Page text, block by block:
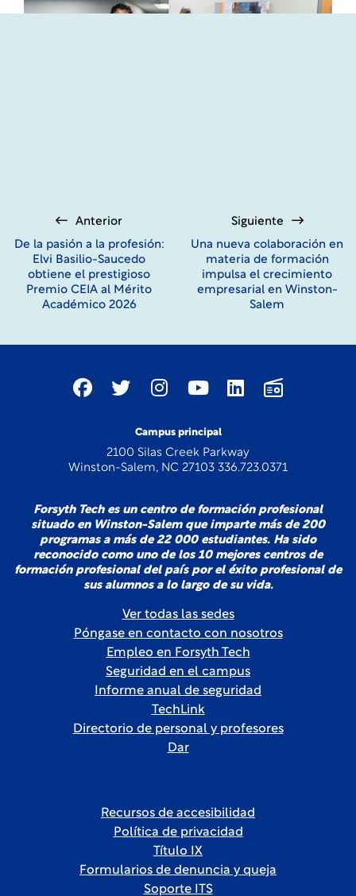
Anterior
De la pasión a la profesión:
Elvi Basilio-Saucedo
obtiene el prestigioso
Premio CEIA al Mérito
Académico 2026
Siguiente
Una nueva colaboración en
materia de formación
impulsa el crecimiento
empresarial en Winston-
Salem
Campus principal
2100 Silas Creek Parkway
Winston-Salem, NC 27103 336.723.0371
Forsyth Tech es un centro de formación profesional
situado en Winston-Salem que imparte más de 200
programas a más de 22 000 estudiantes. Ha sido
reconocido como uno de los 10 mejores centros de
formación profesional del país por el éxito profesional de
sus alumnos a lo largo de su vida.
Ver todas las sedes
Póngase en contacto con nosotros
Empleo en Forsyth Tech
Seguridad en el campus
Informe anual de seguridad
TechLink
Directorio de personal y profesores
Dar
Recursos de accesibilidad
Política de privacidad
Título IX
Formularios de denuncia y queja
Soporte ITS